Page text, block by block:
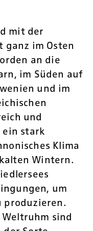
mit der
im Osten
an die
im Süden auf
und im
und
stark
Klima
Wintern.
um
produzieren.
sind